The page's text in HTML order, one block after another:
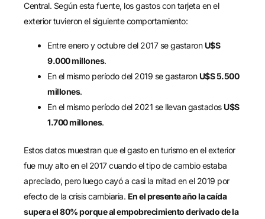
Central. Según esta fuente, los gastos con tarjeta en el
exterior tuvieron el siguiente comportamiento:
Entre enero y octubre del 2017 se gastaron U$S
9.000 millones.
En el mismo período del 2019 se gastaron U$S 5.500
millones.
En el mismo período del 2021 se llevan gastados U$S
1.700 millones.
Estos datos muestran que el gasto en turismo en el exterior
fue muy alto en el 2017 cuando el tipo de cambio estaba
apreciado, pero luego cayó a casi la mitad en el 2019 por
efecto de la crisis cambiaria. En el presente año la caída
supera el 80% porque al empobrecimiento derivado de la